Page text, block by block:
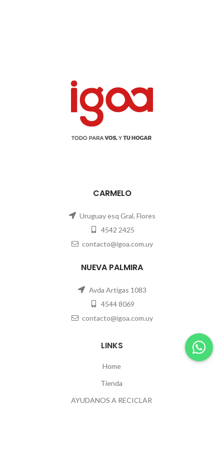
CARMELO
Uruguay esq Gral. Flores
4542 2425
contacto@igoa.com.uy
NUEVA PALMIRA
Avda Artigas 1083
4544 8069
contacto@igoa.com.uy
LINKS
Home
Tienda
AYUDANOS A RECICLAR